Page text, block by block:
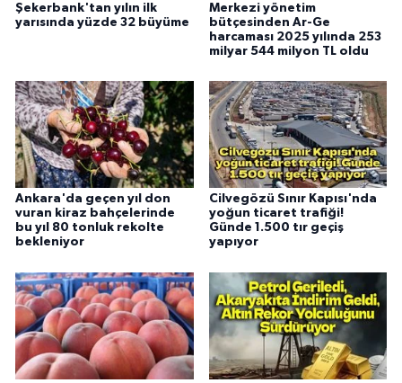
Şekerbank'tan yılın ilk
yarısında yüzde 32 büyüme
Merkezi yönetim
bütçesinden Ar-Ge
harcaması 2025 yılında 253
milyar 544 milyon TL oldu
Ankara'da geçen yıl don
vuran kiraz bahçelerinde
bu yıl 80 tonluk rekolte
bekleniyor
Cilvegözü Sınır Kapısı'nda
yoğun ticaret trafiği!
Günde 1.500 tır geçiş
yapıyor